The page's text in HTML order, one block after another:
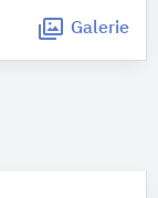
Galerie